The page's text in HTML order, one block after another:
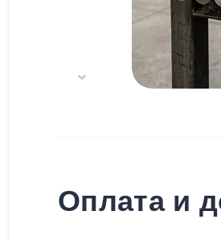
Оплата и